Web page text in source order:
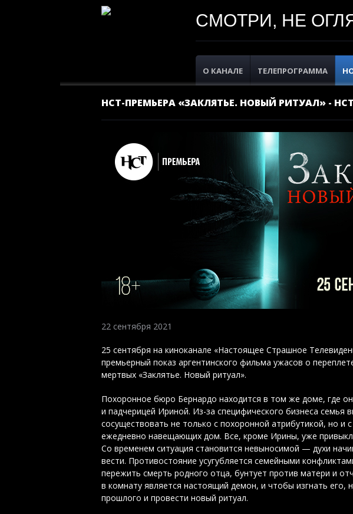
СМОТРИ, НЕ
О КАНАЛЕ ТЕЛЕПРОГРАММА
НСТ-ПРЕМЬЕРА «ЗАКЛЯТЬЕ. НОВЫЙ РИТУАЛ» - НСТ
22 сентября 2021
25 сентября на киноканале «Настоящее Страшное
премьерный показ аргентинского фильма ужасов о
мертвых «Заклятье. Новый ритуал».
Похоронное бюро Бернардо находится в том же доме, где
и падчерицей Ириной. Из-за специфического бизнеса семья
сосуществовать не только с похоронной атрибутикой, но и
ежедневно навещающих дом. Все, кроме Ирины, уже
Со временем ситуация становится невыносимой — духи
вести. Противостояние усугубляется семейными
пережить смерть родного отца, бунтует против матери и
в комнату является настоящий демон, и чтобы изгнать его,
прошлого и провести новый ритуал.